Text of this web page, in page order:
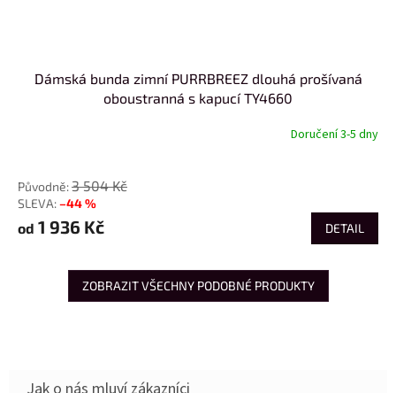
Dámská bunda zimní PURRBREEZ dlouhá prošívaná
oboustranná s kapucí TY4660
Doručení 3-5 dny
3 504 Kč
–44 %
od 1 936 Kč DETAIL
ZOBRAZIT VŠECHNY PODOBNÉ PRODUKTY